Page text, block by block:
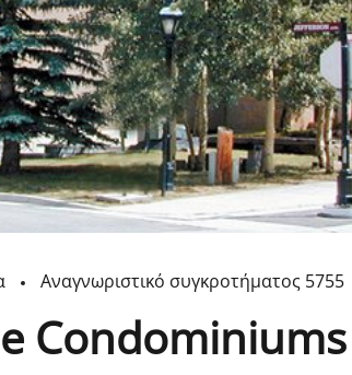
Αναγνωριστικό συγκροτήματος 5755
Condominiums